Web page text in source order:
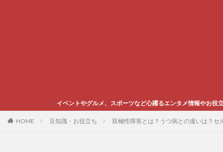
ントやグルメ、スポーツなど心躍るエンタメ情報やお役立ち豆知識をご紹介しま
HOME 豆知識・お役立ち 双極性障害とは？うつ病との違いは？セ